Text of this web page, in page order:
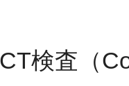
CT検査（